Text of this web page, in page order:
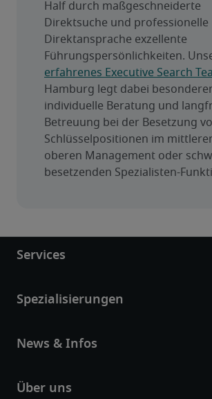
Half durch maßgeschneiderte
Direktsuche und professionelle
Direktansprache exzellente
erfahrenes Executive Search
Hamburg legt dabei
individuelle Beratung und
Betreuung bei der Besetzung
Schlüsselpositionen im
oberen Management oder
besetzenden Spezialisten-